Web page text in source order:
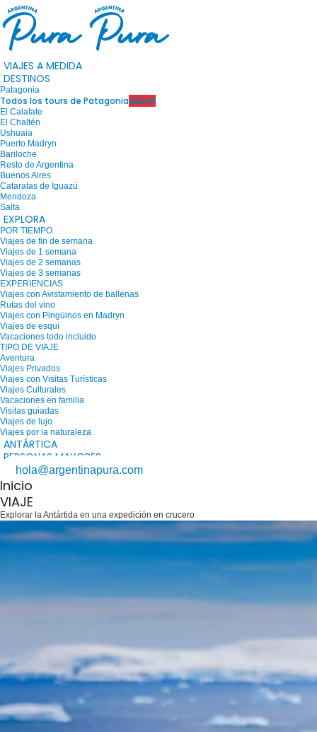
VIAJES A MEDIDA
DESTINOS
Patagonia
Todos los tours de Patagonia¡Abrid!
El Calafate
El Chaltén
Ushuaia
Puerto Madryn
Bariloche
Resto de Argentina
Buenos Aires
Cataratas de Iguazú
Mendoza
Salta
EXPLORA
POR TIEMPO
Viajes de fin de semana
Viajes de 1 semana
Viajes de 2 semanas
Viajes de 3 semanas
EXPERIENCIAS
Viajes con Avistamiento de ballenas
Rutas del vino
Viajes con Pingüinos en Madryn
Viajes de esquí
Vacaciones todo incluido
TIPO DE VIAJE
Aventura
Viajes Privados
Viajes con Visitas Turísticas
Viajes Culturales
Vacaciones en familia
Visitas guiadas
Viajes de lujo
Viajes por la naturaleza
ANTÁRTICA
PERSONAS MAYORES
hola@argentinapura.com
Inicio
VIAJE
Explorar la Antártida en una expedición en crucero